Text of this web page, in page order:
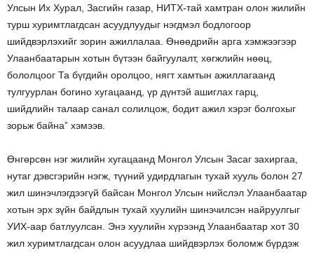
Улсын Их Хурал, Засгийн газар, НИТХ-тай хамтран олон жилийн
турш хуримтлагдсан асуудлуудыг нэгдмэл бодлогоор
шийдвэрлэхийг зорин ажиллалаа. Өнөөдрийн арга хэмжээгээр
Улаанбаатарын хотын бүтээн байгуулалт, хөгжлийн нөөц,
бололцоог Та бүгдийн оролцоо, нягт хамтын ажиллагаанд
тулгуурлан богино хугацаанд, үр дүнтэй ашиглах гарц,
шийдлийн талаар санал солилцож, бодит ажил хэрэг болгохыг
зорьж байна” хэмээв.
Өнгөрсөн нэг жилийн хугацаанд Монгол Улсын Засаг захиргаа,
нутаг дэвсгэрийн нэгж, түүний удирдлагын тухай хууль болон 27
жил шинэчлэгдээгүй байсан Монгол Улсын нийслэл Улаанбаатар
хотын эрх зүйн байдлын тухай хуулийн шинэчилсэн найруулгыг
УИХ-аар батлуулсан. Энэ хуулийн хүрээнд Улаанбаатар хот 30
жил хуримтлагдсан олон асуудлаа шийдвэрлэх боломж бүрдэж